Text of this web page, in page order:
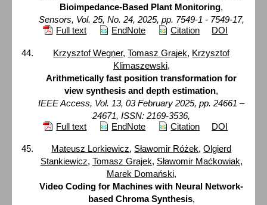
Bioimpedance-Based Plant Monitoring,
Sensors, Vol. 25, No. 24, 2025, pp. 7549-1 - 7549-17,
Full text
EndNote Citation DOI
Krzysztof Wegner,Tomasz Grajek, Krzysztof
Klimaszewski,
Arithmetically fast position transformation for
view synthesis and depth estimation,
IEEE Access, Vol. 13, 03 February 2025, pp. 24661 –
24671, ISSN: 2169-3536,
Full text
EndNote Citation DOI
Mateusz Lorkiewicz, Sławomir Różek,Olgierd
Stankiewicz, Tomasz Grajek, Sławomir Maćkowiak,
Marek Domański,
Video Coding for Machines with Neural Network-
based Chroma Synthesis,